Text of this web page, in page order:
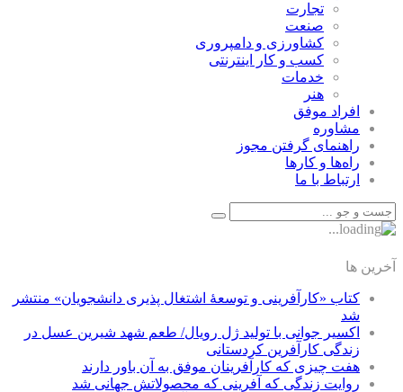
تجارت
صنعت
كشاورزی و دامپروری
كسب و كار اينترنتی
خدمات
هنر
افراد موفق
مشاوره
راهنمای گرفتن مجوز
راه‌ها و كارها
ارتباط با ما
آخرین ها
کتاب «کارآفرینی و توسعۀ اشتغال پذیری دانشجویان» منتشر
شد
اکسیر جوانی با تولید ژل رویال/ طعم شهد شیرین عسل‌ در
زندگی کارآفرین کردستانی
هفت چیزی که کارآفرینان موفق به آن باور دارند
روایت زندگی که آفرینی که محصولاتش جهانی شد